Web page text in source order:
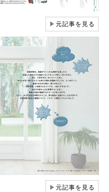
▶元記事を見る
▶元記事を見る